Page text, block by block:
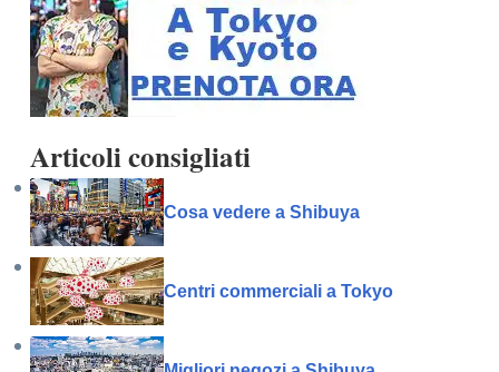
Articoli consigliati
Cosa vedere a Shibuya
Centri commerciali a Tokyo